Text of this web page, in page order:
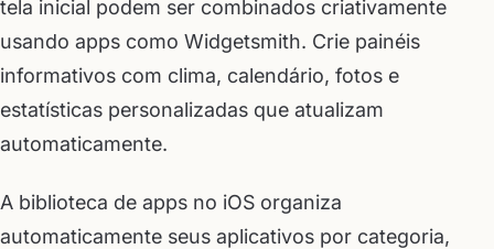
tela inicial podem ser combinados criativamente
usando apps como Widgetsmith. Crie painéis
informativos com clima, calendário, fotos e
estatísticas personalizadas que atualizam
automaticamente.
A biblioteca de apps no iOS organiza
automaticamente seus aplicativos por categoria,